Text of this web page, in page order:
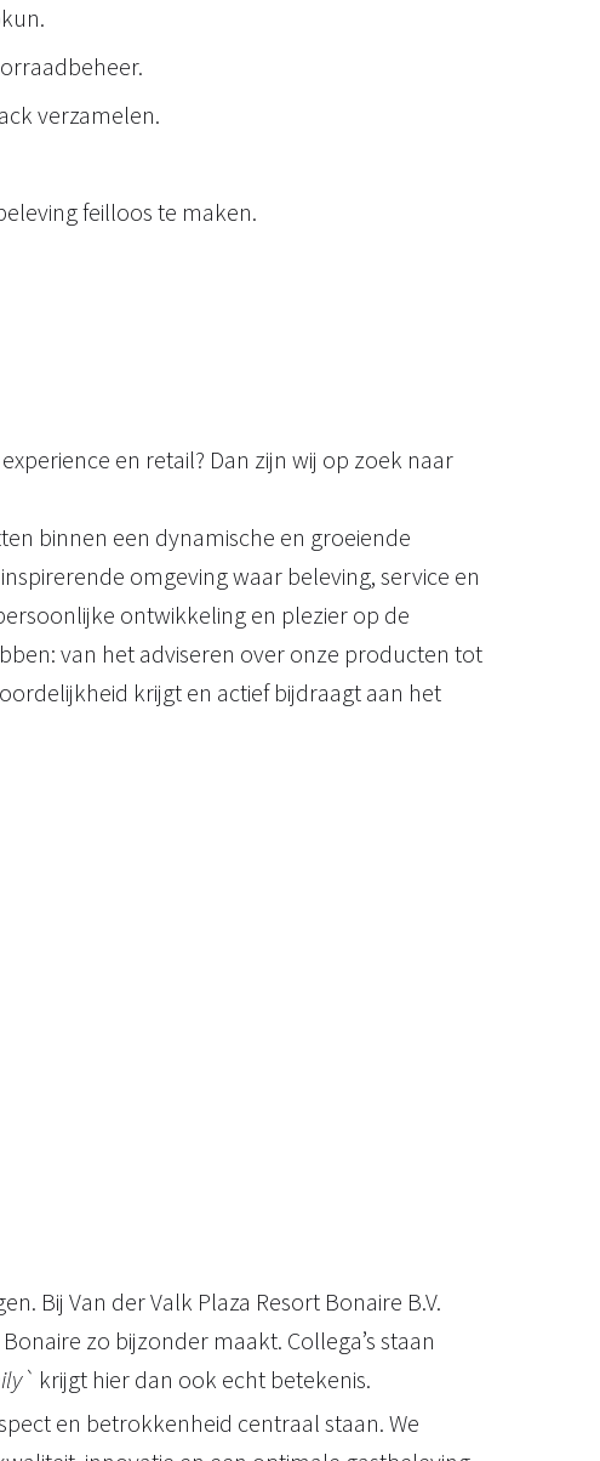
verzamelen.
feilloos te maken.
en retail? Dan zijn wij op zoek naar
binnen een dynamische en groeiende
omgeving waar beleving, service en
ontwikkeling en plezier op de
van het adviseren over onze producten tot
krijgt en actief bijdraagt aan het
Bij Van der Valk Plaza Resort Bonaire B.V.
zo bijzonder maakt. Collega’s staan
krijgt hier dan ook echt betekenis.
en betrokkenheid centraal staan. We